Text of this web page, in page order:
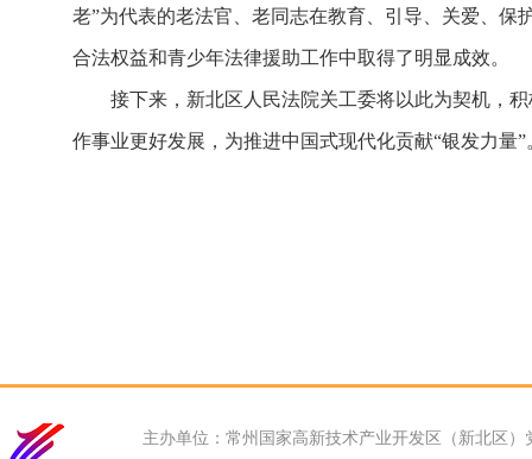
老”为代表的老法官、老同志在教育、引导、关爱、
合法权益和青少年法律援助工作中取得了明显成效。
接下来，新北区人民法院关工委将以此为契机，
作事业更好发展，为推进中国式现代化贡献“银发力量”
主办单位：常州国家高新技术产业开发区（新北区）